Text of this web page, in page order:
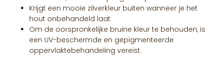
Krijgt een mooie zilverkleur buiten wanneer je het
hout onbehandeld laat
Om de oorspronkelijke bruine kleur te behouden, is
een UV-beschermde en gepigmenteerde
oppervlaktebehandeling vereist.